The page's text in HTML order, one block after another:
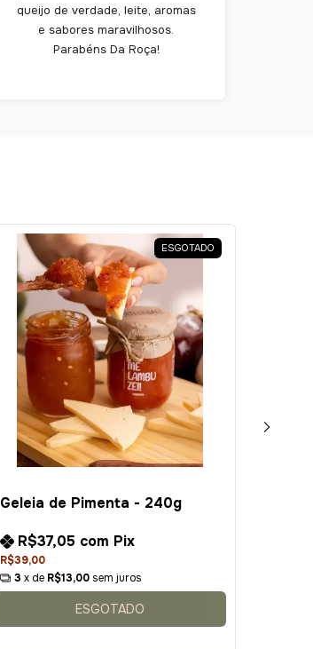
queijo de verdade, leite, aromas
e sabores maravilhosos.
Parabéns Da Roça!
ESGOTADO
Geleia de Pimenta - 240g
R$39,00
R$37,05 com Pix
3 x de R$13,00 sem juros
ESGOTADO